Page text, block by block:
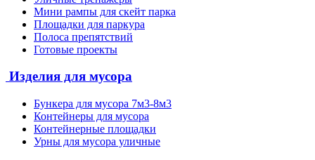
Мини рампы для скейт парка
Площадки для паркура
Полоса препятствий
Готовые проекты
Изделия для мусора
Бункера для мусора 7м3-8м3
Контейнеры для мусора
Контейнерные площадки
Урны для мусора уличные